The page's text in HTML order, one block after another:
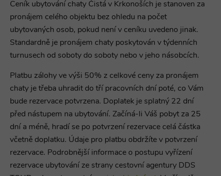
Ceník ubytování chaty Čistá v Krkonoších je stanoven za
pronájem celého objektu bez ohledu na počet
ubytovaných osob, pokud není v ceníku uvedeno jinak.
Standardně je pronájem chaty poskytován v týdenních
turnusech od soboty do soboty nebo v jeho násobcích.
Platbu zálohy ve výši 50% z celkové ceny za pronájem
chaty je třeba uhradit do tří pracovních dní poté, co Vám
bude rezervace potvrzena. Doplatek je splatný 22 dní
před nástupem na ubytování. Začíná-li Váš pobyt za 25
dní a méně, hradí se po potvrzení rezervace celá částka
včetně doplatku. Údaje pro platbu obdržíte v potvrzení
rezervace. Podrobnější informace o postupu vyřízení
rezervace ubytování ze strany cestovní agentury DDS